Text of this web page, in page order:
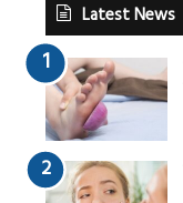
Latest News